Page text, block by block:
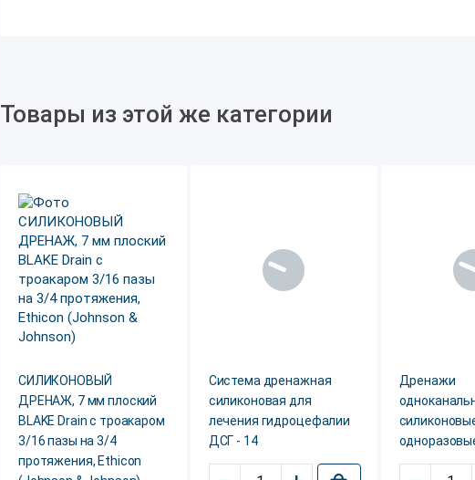
Товары из этой же категории
СИЛИКОНОВЫЙ
ДРЕНАЖ, 7 мм плоский
BLAKE Drain с троакаром
3/16 пазы на 3/4
протяжения, Ethicon
Система дренажная
силиконовая для
лечения гидроцефалии
ДСГ - 14
Дренажи